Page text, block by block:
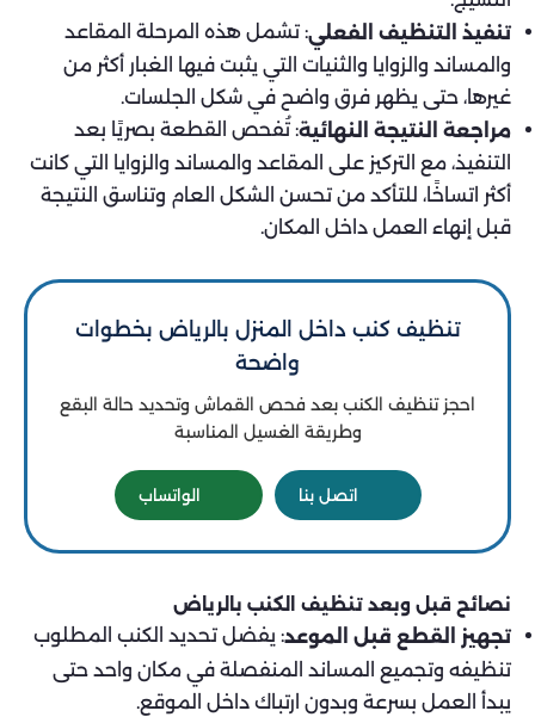
تنفيذ التنظيف الفعلي: تشمل هذه المرحلة المقاعد
والمساند والزوايا والثنيات التي يثبت فيها الغبار أكثر من
غيرها، حتى يظهر فرق واضح في شكل الجلسات.
مراجعة النتيجة النهائية: تُفحص القطعة بصريًا بعد
التنفيذ، مع التركيز على المقاعد والمساند والزوايا التي كانت
أكثر اتساخًا، للتأكد من تحسن الشكل العام وتناسق النتيجة
قبل إنهاء العمل داخل المكان.
تنظيف كنب داخل المنزل بالرياض بخطوات
واضحة
احجز تنظيف الكنب بعد فحص القماش وتحديد حالة البقع
وطريقة الغسيل المناسبة
اتصل بنا الواتساب
نصائح قبل وبعد تنظيف الكنب بالرياض
تجهيز القطع قبل الموعد: يفضل تحديد الكنب المطلوب
تنظيفه وتجميع المساند المنفصلة في مكان واحد حتى
يبدأ العمل بسرعة وبدون ارتباك داخل الموقع.